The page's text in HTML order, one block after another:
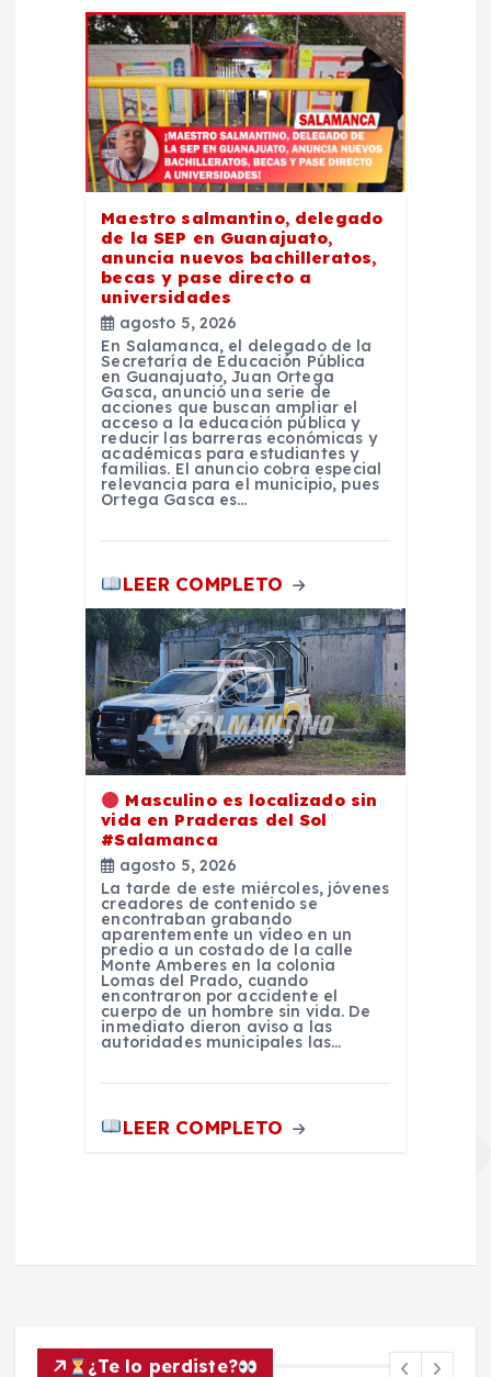
Maestro salmantino, delegado
de la SEP en Guanajuato,
anuncia nuevos bachilleratos,
becas y pase directo a
universidades
agosto 5, 2026
En Salamanca, el delegado de la
Secretaría de Educación Pública
en Guanajuato, Juan Ortega
Gasca, anunció una serie de
acciones que buscan ampliar el
acceso a la educación pública y
reducir las barreras económicas y
académicas para estudiantes y
familias. El anuncio cobra especial
relevancia para el municipio, pues
Ortega Gasca es…
LEER COMPLETO
Masculino es localizado sin
vida en Praderas del Sol
#Salamanca
agosto 5, 2026
La tarde de este miércoles, jóvenes
creadores de contenido se
encontraban grabando
aparentemente un vídeo en un
predio a un costado de la calle
Monte Amberes en la colonia
Lomas del Prado, cuando
encontraron por accidente el
cuerpo de un hombre sin vida. De
inmediato dieron aviso a las
autoridades municipales las…
LEER COMPLETO
¿Te lo perdiste?